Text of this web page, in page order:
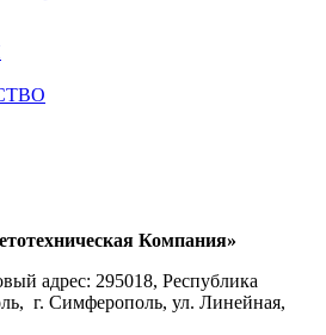
Компания»
адрес: 295018, Республика
г. Симферополь, ул. Линейная,